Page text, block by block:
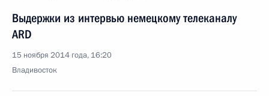
Выдержки из интервью немецкому телеканалу
ARD
15 ноября 2014 года, 16:20
Владивосток